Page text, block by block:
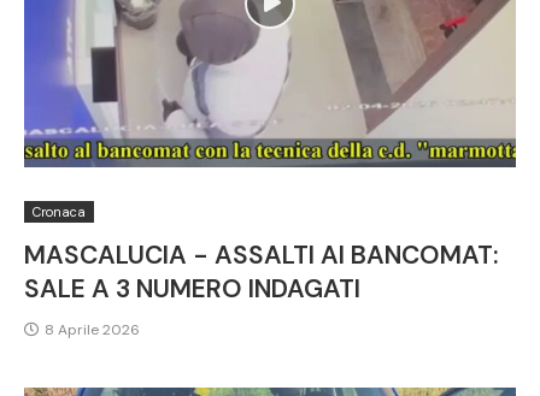
Cronaca
MASCALUCIA - ASSALTI AI BANCOMAT:
SALE A 3 NUMERO INDAGATI
8 Aprile 2026